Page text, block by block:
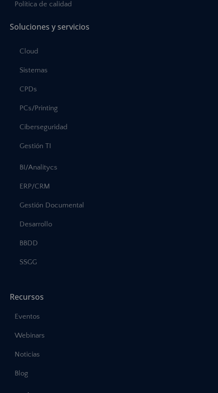
Política de calidad
Soluciones y servicios
Cloud
Sistemas
CPDs
PCs/Printing
Ciberseguridad
Gestión TI
BI/Analitycs
ERP/CRM
Gestión Documental
Desarrollo
BBDD
SSGG
Recursos
Eventos
Webinars
Noticias
Blog